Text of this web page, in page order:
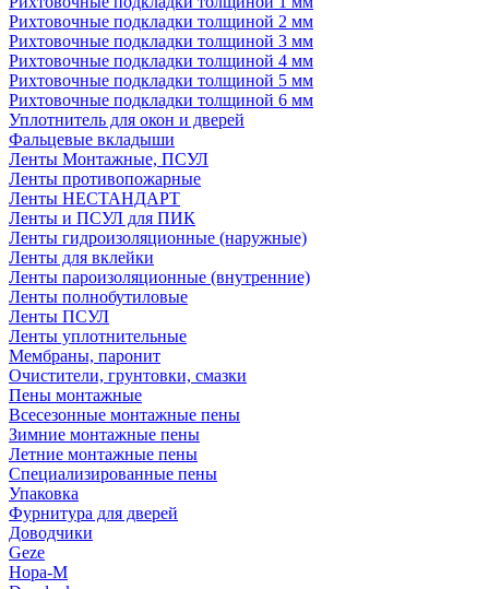
Рихтовочные подкладки толщиной 2 мм
Рихтовочные подкладки толщиной 3 мм
Рихтовочные подкладки толщиной 4 мм
Рихтовочные подкладки толщиной 5 мм
Рихтовочные подкладки толщиной 6 мм
Уплотнитель для окон и дверей
Фальцевые вкладыши
Ленты Монтажные, ПСУЛ
Ленты противопожарные
Ленты НЕСТАНДАРТ
Ленты и ПСУЛ для ПИК
Ленты гидроизоляционные (наружные)
Ленты для вклейки
Ленты пароизоляционные (внутренние)
Ленты полнобутиловые
Ленты ПСУЛ
Ленты уплотнительные
Мембраны, паронит
Очистители, грунтовки, смазки
Пены монтажные
Всесезонные монтажные пены
Зимние монтажные пены
Летние монтажные пены
Специализированные пены
Упаковка
Фурнитура для дверей
Доводчики
Geze
Нора-М